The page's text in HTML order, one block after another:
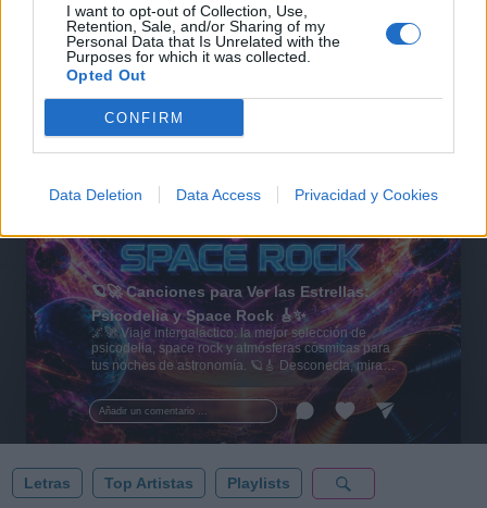
I want to opt-out of Collection, Use,
Retention, Sale, and/or Sharing of my
Personal Data that Is Unrelated with the
Purposes for which it was collected.
Opted Out
CONFIRM
Data Deletion Data Access Privacidad y Cookies
Añadir un comentario ...
🪐🚀 Canciones para Ver las Estrellas:
Psicodelia y Space Rock 🎸✨
🌌🚀 Viaje intergaláctico: la mejor selección de
psicodelia, space rock y atmósferas cósmicas para
tus noches de astronomía. 🪐🎸 Desconecta, mira
al firmamento y siente la gravedad cero. 💾 ¡Guarda
esta colección para tu próxima noche estrellada!
✨⭐
Letras Top Artistas Playlists